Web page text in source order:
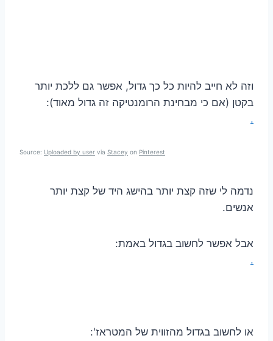
וזה לא חייב להיות כל כך גדול, אפשר גם ללכת יותר
בקטן (אם כי מבחינת הרומנטיקה זה גדול מאוד):
.
Source: Uploaded by user via Stacey on Pinterest
נדמה לי שזה קצת יותר בהישג היד של קצת יותר
אנשים.
אבל אפשר לחשוב בגדול באמת:
.
או לחשוב בגדול מהזווית של המטראז':